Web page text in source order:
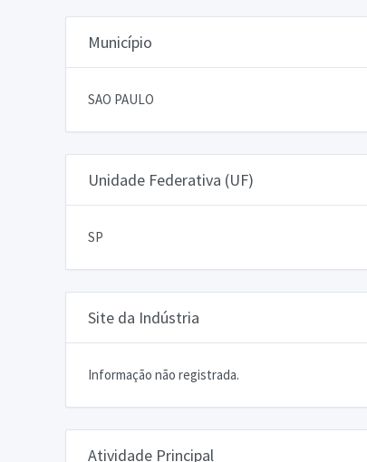
Município
SAO PAULO
Unidade Federativa (UF)
SP
Site da Indústria
Informação não registrada.
Atividade Principal